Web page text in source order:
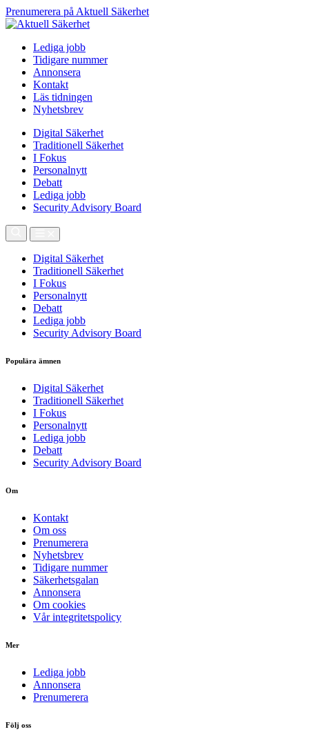
Prenumerera på Aktuell Säkerhet
Lediga jobb
Tidigare nummer
Annonsera
Kontakt
Läs tidningen
Nyhetsbrev
Digital Säkerhet
Traditionell Säkerhet
I Fokus
Personalnytt
Debatt
Lediga jobb
Security Advisory Board
Digital Säkerhet
Traditionell Säkerhet
I Fokus
Personalnytt
Debatt
Lediga jobb
Security Advisory Board
Populära ämnen
Digital Säkerhet
Traditionell Säkerhet
I Fokus
Personalnytt
Lediga jobb
Debatt
Security Advisory Board
Om
Kontakt
Om oss
Prenumerera
Nyhetsbrev
Tidigare nummer
Säkerhetsgalan
Annonsera
Om cookies
Vår integritetspolicy
Mer
Lediga jobb
Annonsera
Prenumerera
Följ oss